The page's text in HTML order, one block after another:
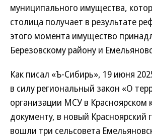
муниципального имущества,
столица получает в результате
этого момента имущество
Березовскому району и
Как писал «Ъ-Сибирь», 19 июня
в силу региональный закон «О
организации МСУ в Красноярском
документу, в новый Красноярский
вошли три сельсовета